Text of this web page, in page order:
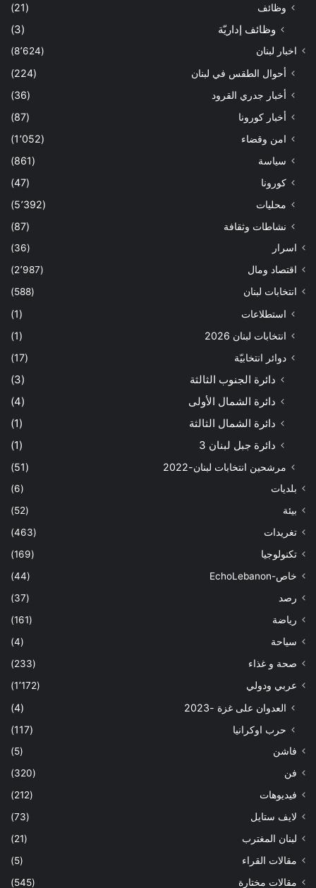
وظائف (21)
وظائف إداريّة (3)
اخبار لبنان (8٬624)
أحوال الطقس في لبنان
(224)
أخبار جدري القرود
(36)
أخبار كورونا
(87)
امن وقضاء
(1٬052)
سياسة
(861)
كورونا
(47)
محليات
(5٬392)
نشاطات وثقافة
(87)
اسرار
(36)
اقتصاد ومال
(2٬987)
انتخابات لبنان
(588)
استطلاعات
(1)
انتخابات لبنان 2026
(1)
دوائر انتخابيّة
(17)
دائرة الجنوب الثالثة
(3)
دائرة الشمال الأولى
(4)
دائرة الشمال الثالثة
(1)
دائرة جبل لبنان 3
(1)
مرشحين انتخابات لبنان-2022 (51)
بلديات
(6)
بيئة
(52)
تغريدات
(463)
تكنولوجيا
(169)
خاص-EchoLebanon
(44)
رصد
(37)
رياضة
(161)
سياحة
(4)
صحة و غذاء
(233)
عربي ودولي
(1٬172)
العدوان على غزة -2023
(4)
حرب اوكرانيا
(117)
فاشن
(5)
فن
(320)
فيديوهات
(212)
لايف ستايل
(73)
لبنان المغترب
(21)
مقالات القراء
(5)
مقالات مختارة
(545)